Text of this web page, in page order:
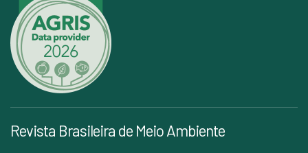
Revista Brasileira de Meio Ambiente